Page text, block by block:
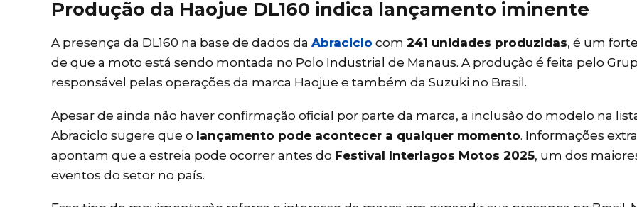
Produção da Haojue DL160 indica lançamento iminente
A presença da DL160 na base de dados da Abraciclo com 241 unidades produzidas, é um
de que a moto está sendo montada no Polo Industrial de Manaus. A produção é feita pelo
responsável pelas operações da marca Haojue e também da Suzuki no Brasil.
Apesar de ainda não haver confirmação oficial por parte da marca, a inclusão do modelo na
Abraciclo sugere que o lançamento pode acontecer a qualquer momento. Informações
apontam que a estreia pode ocorrer antes do Festival Interlagos Motos 2025, um dos
eventos do setor no país.